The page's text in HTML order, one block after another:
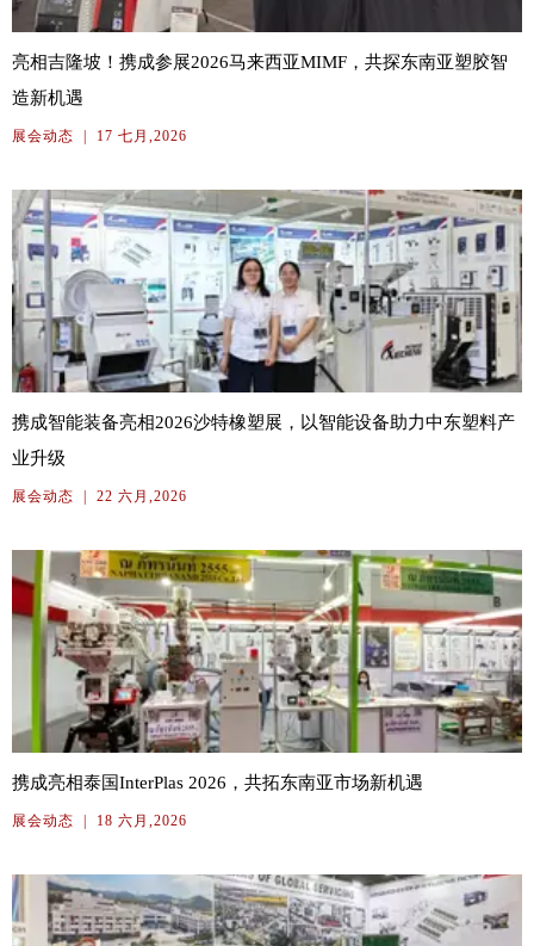
亮相吉隆坡！携成参展2026马来西亚MIMF，共探东南亚塑胶智
造新机遇
展会动态 17 七月,2026
携成智能装备亮相2026沙特橡塑展，以智能设备助力中东塑料产
业升级
展会动态 22 六月,2026
携成亮相泰国InterPlas 2026，共拓东南亚市场新机遇
展会动态 18 六月,2026